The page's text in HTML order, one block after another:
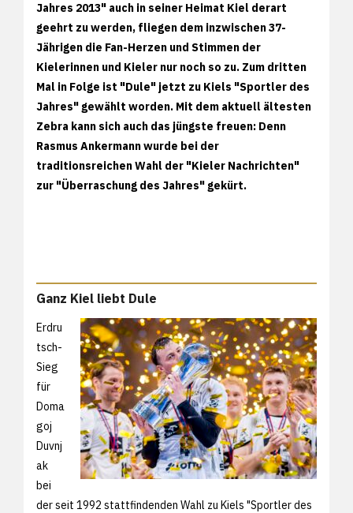
Jahres 2013" auch in seiner Heimat Kiel derart
geehrt zu werden, fliegen dem inzwischen 37-
Jährigen die Fan-Herzen und Stimmen der
Kielerinnen und Kieler nur noch so zu. Zum dritten
Mal in Folge ist "Dule" jetzt zu Kiels "Sportler des
Jahres" gewählt worden. Mit dem aktuell ältesten
Zebra kann sich auch das jüngste freuen: Denn
Rasmus Ankermann wurde bei der
traditionsreichen Wahl der "Kieler Nachrichten"
zur "Überraschung des Jahres" gekürt.
Ganz Kiel liebt Dule
Erdru
tsch-
Sieg
für
Doma
goj
Duvnj
ak
bei
der seit 1992 stattfindenden Wahl zu Kiels "Sportler des